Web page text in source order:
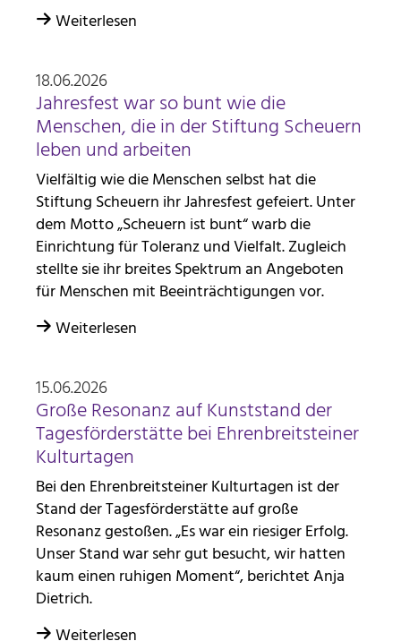
Weiterlesen
18.06.2026
Jahresfest war so bunt wie die
Menschen, die in der Stiftung Scheuern
leben und arbeiten
Vielfältig wie die Menschen selbst hat die
Stiftung Scheuern ihr Jahresfest gefeiert. Unter
dem Motto „Scheuern ist bunt“ warb die
Einrichtung für Toleranz und Vielfalt. Zugleich
stellte sie ihr breites Spektrum an Angeboten
für Menschen mit Beeinträchtigungen vor.
Weiterlesen
15.06.2026
Große Resonanz auf Kunststand der
Tagesförderstätte bei Ehrenbreitsteiner
Kulturtagen
Bei den Ehrenbreitsteiner Kulturtagen ist der
Stand der Tagesförderstätte auf große
Resonanz gestoßen. „Es war ein riesiger Erfolg.
Unser Stand war sehr gut besucht, wir hatten
kaum einen ruhigen Moment“, berichtet Anja
Dietrich.